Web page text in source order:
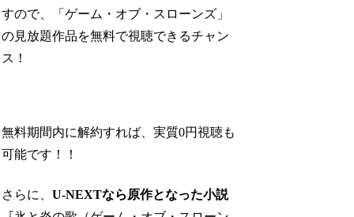
すので、「ゲーム・オブ・スローンズ」
の見放題作品を無料で視聴できるチャン
ス！
無料期間内に解約すれば、実質0円視聴も
可能です！！
さらに、U-NEXTなら原作となった小説